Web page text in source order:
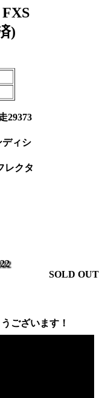
FXS
)
29373
ディシ
レクタ
SOLD OUT
ございます！